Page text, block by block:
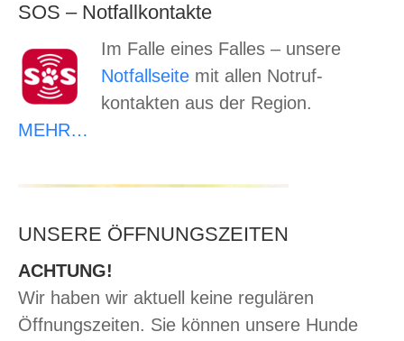
SOS – Notfallkontakte
Im Falle eines Falles – unsere
Notfallseite mit allen Notruf-
kontakten aus der Region.
MEHR…
UNSERE ÖFFNUNGSZEITEN
ACHTUNG!
Wir haben wir aktuell keine regulären
Öffnungszeiten. Sie können unsere Hunde